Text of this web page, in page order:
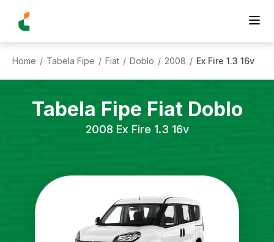
Home / Tabela Fipe / Fiat / Doblo / 2008 / Ex Fire 1.3 16v
Tabela Fipe Fiat Doblo
2008 Ex Fire 1.3 16v